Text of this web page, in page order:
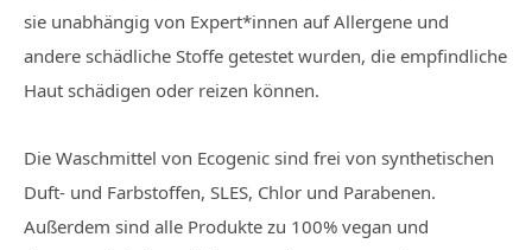
sie unabhängig von Expert*innen auf Allergene und
andere schädliche Stoffe getestet wurden, die empfindliche
Haut schädigen oder reizen können.
Die Waschmittel von Ecogenic sind frei von synthetischen
Duft- und Farbstoffen, SLES, Chlor und Parabenen.
Außerdem sind alle Produkte zu 100% vegan und